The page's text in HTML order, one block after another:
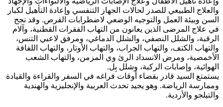
والعلاج الطبيعي للصدر لحالات الجهاز التنفسي وإعادة التأهيل لكبار
السن وبيئة العمل والتوجيه الوضعي لاضطرابات القرص. وقد نجح
في علاج المرضى الذين يعانون من التهاب الفقرات القطنية، وآلام
الرقبة، والشلل النصفي، والشلل الدماغي، ومرفق لاعبي التنس،
والتهاب الكتف، والتهاب الجراب، والتهاب الأوتار، والتهاب اللفافة
الأخمصية، ومرض الانسداد الرئ وي المزمن، والتهاب الشعب
الهوائية، وإصابات الركبة، وشلل بِل.
يستمتع السيد قادر بقضاء أوقات فراغه في السفر والقراءة والقيادة
وممارسة الرياضة. وهو يجيد تحدث العربية والإنجليزية والهندية
والتيلجو والأردية.